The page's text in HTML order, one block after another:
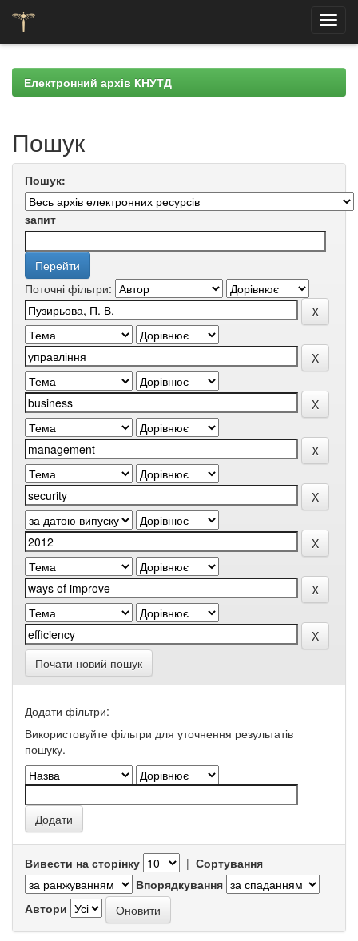
navigationЕлектронний архів КНУТД
Пошук
Пошук:
запит
Поточні фільтри:
Почати новий пошук
Додати фільтри:
Використовуйте фільтри для уточнення результатів
пошуку.
Вивести на сторінку | Сортування
Впорядкування
Автори